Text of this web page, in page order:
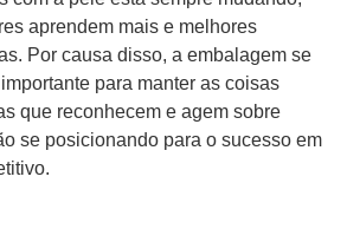
aprendem mais e melhores
Por causa disso, a embalagem se
para manter as coisas
que reconhecem e agem sobre
se posicionando para o sucesso em